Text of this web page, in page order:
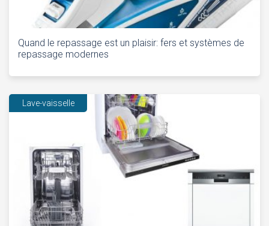
Quand le repassage est un plaisir: fers et systèmes de
repassage modernes
Lave-vaisselle